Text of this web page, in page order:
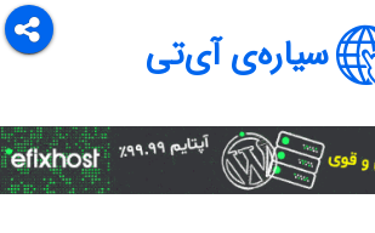
سیاره‌ی آی‌تی